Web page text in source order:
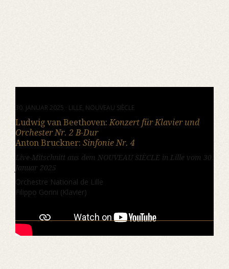
30. JANUAR 2025 · LILLE, NOUVEAU SIÈCLE
Ludwig van Beethoven:Konzert für Klavier und
Orchester Nr. 2 B-Dur
Anton Bruckner: Sinfonie Nr. 4
Live-Mitschnitt aus dem NOUVEAU SIÈCLE in Lille vom 30.
Januar 2025
Orchestre National de Lille
Filippo Gorini (Klavier)